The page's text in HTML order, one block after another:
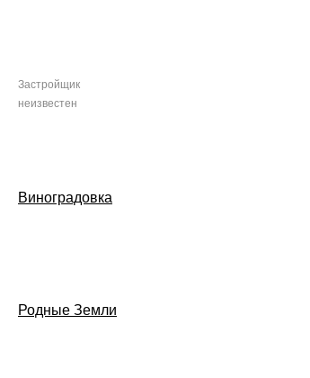
Застройщик
неизвестен
Виноградовка
Родные Земли